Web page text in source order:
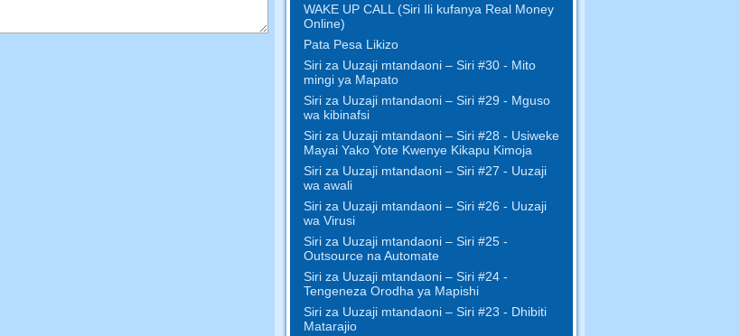
WAKE UP CALL (Siri Ili kufanya Real Money
Online)
Pata Pesa Likizo
Siri za Uuzaji mtandaoni – Siri #30 - Mito
mingi ya Mapato
Siri za Uuzaji mtandaoni – Siri #29 - Mguso
wa kibinafsi
Siri za Uuzaji mtandaoni – Siri #28 - Usiweke
Mayai Yako Yote Kwenye Kikapu Kimoja
Siri za Uuzaji mtandaoni – Siri #27 - Uuzaji
wa awali
Siri za Uuzaji mtandaoni – Siri #26 - Uuzaji
wa Virusi
Siri za Uuzaji mtandaoni – Siri #25 -
Outsource na Automate
Siri za Uuzaji mtandaoni – Siri #24 -
Tengeneza Orodha ya Mapishi
Siri za Uuzaji mtandaoni – Siri #23 - Dhibiti
Matarajio